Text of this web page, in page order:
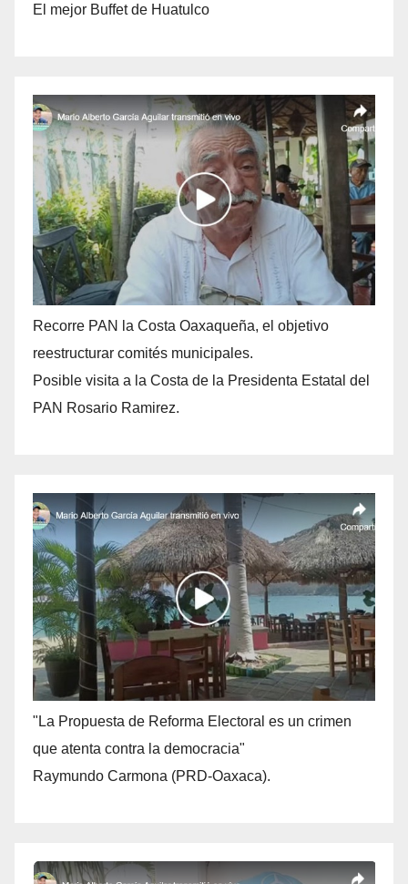
El mejor Buffet de Huatulco
Recorre PAN la Costa Oaxaqueña, el objetivo
reestructurar comités municipales.
Posible visita a la Costa de la Presidenta Estatal del
PAN Rosario Ramirez.
"La Propuesta de Reforma Electoral es un crimen
que atenta contra la democracia"
Raymundo Carmona (PRD-Oaxaca).